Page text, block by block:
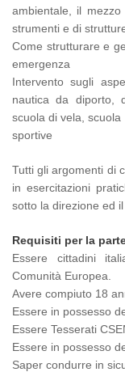
ambientale, il
strumenti e di
Come strutturare e
emergenza
Intervento sugli
nautica da diporto,
scuola di vela, scuola
sportive
Tutti gli argomenti di
in esercitazioni
sotto la direzione ed
Requisiti per la
Essere cittadini
Comunità Europea.
Avere compiuto 18
Essere in possesso
Essere Tesserati
Essere in possesso
Saper condurre in